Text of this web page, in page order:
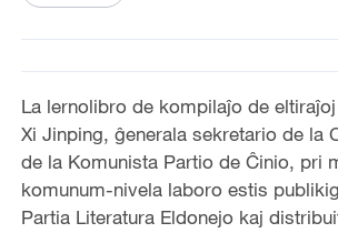
La lernolibro de kompilaĵo de
Xi Jinping, ĝenerala sekretario de la
de la Komunista Partio de Ĉinio, pri
komunum-nivela laboro estis
Partia Literatura Eldonejo kaj